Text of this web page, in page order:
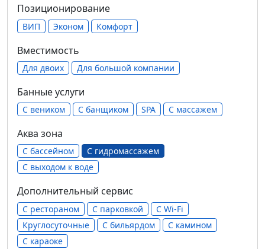
Позиционирование
ВИП Эконом Комфорт
Вместимость
Для двоих Для большой компании
Банные услуги
С веником С банщиком SPA С массажем
Аква зона
С бассейном
С гидромассажем
С выходом к воде
Дополнительный сервис
С рестораном С парковкой
С Wi-Fi
Круглосуточные
С бильярдом
С камином
С караоке